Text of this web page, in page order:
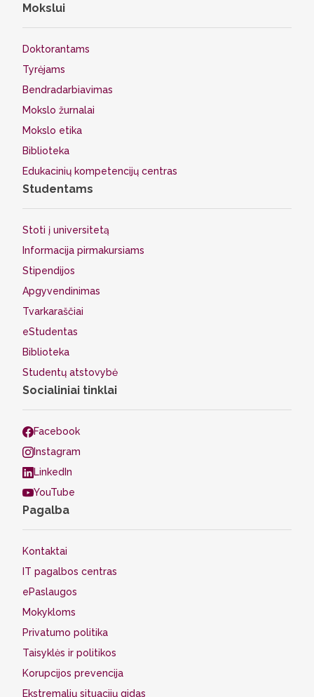
Mokslui
Doktorantams
Tyrėjams
Bendradarbiavimas
Mokslo žurnalai
Mokslo etika
Biblioteka
Edukacinių kompetencijų centras
Studentams
Stoti į universitetą
Informacija pirmakursiams
Stipendijos
Apgyvendinimas
Tvarkaraščiai
eStudentas
Biblioteka
Studentų atstovybė
Socialiniai tinklai
Facebook
Instagram
LinkedIn
YouTube
Pagalba
Kontaktai
IT pagalbos centras
ePaslaugos
Mokykloms
Privatumo politika
Taisyklės ir politikos
Korupcijos prevencija
Ekstremalių situacijų gidas